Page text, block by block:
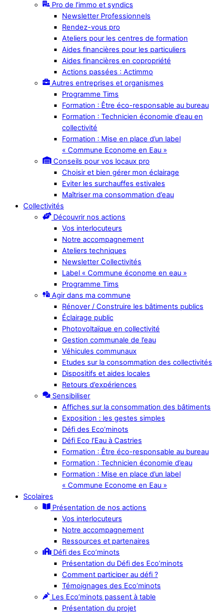
Pro de l’immo et syndics
Newsletter Professionnels
Rendez-vous pro
Ateliers pour les centres de formation
Aides financières pour les particuliers
Aides financières en copropriété
Actions passées : Actimmo
Autres entreprises et organismes
Programme Tims
Formation : Être éco-responsable au bureau
Formation : Technicien économie d’eau en
collectivité
Formation : Mise en place d’un label
« Commune Econome en Eau »
Conseils pour vos locaux pro
Choisir et bien gérer mon éclairage
Eviter les surchauffes estivales
Maîtriser ma consommation d’eau
Collectivités
Découvrir nos actions
Vos interlocuteurs
Notre accompagnement
Ateliers techniques
Newsletter Collectivités
Label « Commune économe en eau »
Programme Tims
Agir dans ma commune
Rénover / Construire les bâtiments publics
Éclairage public
Photovoltaïque en collectivité
Gestion communale de l’eau
Véhicules communaux
Etudes sur la consommation des collectivités
Dispositifs et aides locales
Retours d’expériences
Sensibiliser
Affiches sur la consommation des bâtiments
Exposition : les gestes simples
Défi des Eco’minots
Défi Eco l’Eau à Castries
Formation : Être éco-responsable au bureau
Formation : Technicien économie d’eau
Formation : Mise en place d’un label
« Commune Econome en Eau »
Scolaires
Présentation de nos actions
Vos interlocuteurs
Notre accompagnement
Ressources et partenaires
Défi des Eco’minots
Présentation du Défi des Eco’minots
Comment participer au défi ?
Témoignages des Eco’minots
Les Eco’minots passent à table
Présentation du projet